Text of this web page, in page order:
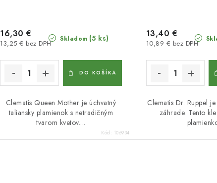
Skladom (5 ks)
13,25 € bez DPH
16,30 €
DO KOŠÍKA
Clematis Queen Mother je úchvatný
taliansky plamienok s netradičným
tvarom kvetov....
Kód: 106934
10,89 € bez DPH
13,40 €
Clematis Dr. Ruppel
záhrade. Tento